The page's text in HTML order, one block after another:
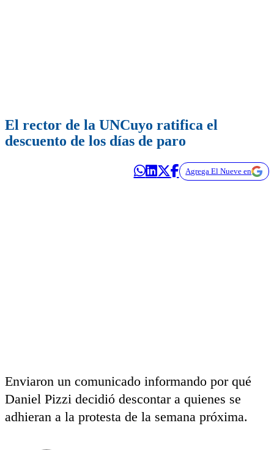
El rector de la UNCuyo ratifica el
descuento de los días de paro
Agrega El Nueve en
Enviaron un comunicado informando por qué
Daniel Pizzi decidió descontar a quienes se
adhieran a la protesta de la semana próxima.